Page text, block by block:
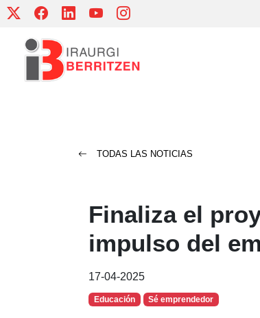
Skip
content
TODAS LAS NOTICIAS
Finaliza el
impulso del
17-04-2025
Educación Sé emprendedor